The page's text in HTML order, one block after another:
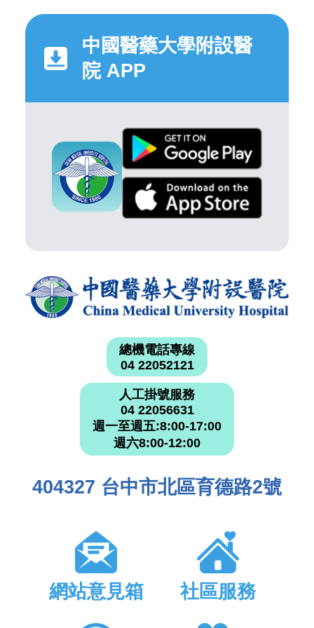
中國醫藥大學附設醫
院 APP
總機電話專線
04 22052121
人工掛號服務
04 22056631
週一至週五:8:00-17:00
週六8:00-12:00
404327 台中市北區育德路2號
網站意見箱 社區服務